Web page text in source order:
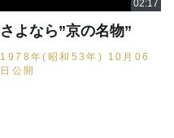
さよなら”京の名物”
1978年(昭和53年) 10月06
日公開